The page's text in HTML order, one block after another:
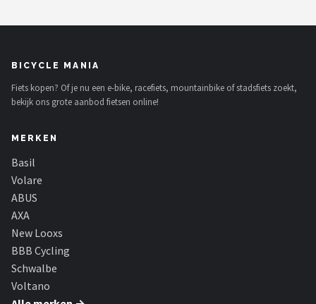
BICYCLE MANIA
Fiets kopen? Of je nu een e-bike, racefiets, mountainbike of stadsfiets zoekt,
bekijk ons grote aanbod fietsen online!
MERKEN
Basil
Volare
ABUS
AXA
New Looxs
BBB Cycling
Schwalbe
Voltano